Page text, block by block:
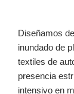
Diseñamos
inundado de
textiles de
presencia
intensivo en